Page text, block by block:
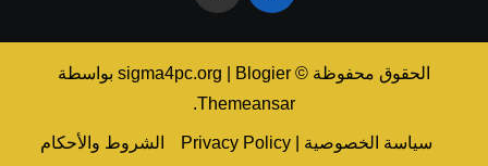
الحقوق محفوظة © sigma4pc.org Blogier
بواسطة
Themeansar
.
سياسة الخصوصية | Privacy Policy الشروط والأحكام